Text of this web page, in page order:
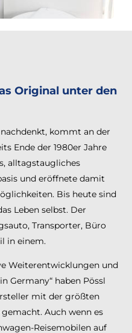
Original unter den
kommt an der
Ende der 1980er Jahre
alltagstaugliches
und eröffnete damit
Bis heute sind
Leben selbst. Der
Transporter, Büro
in einem.
Weiterentwicklungen und
Germany“ haben Pössl
mit der größten
Auch wenn es
Reisemobilen auf